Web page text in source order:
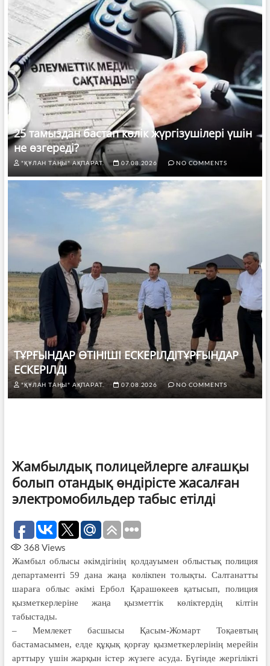
25 тамыздан бастап көлік жүргізушілері үшін
не өзгереді?
"ҚҰЛАН ТАҢЫ" АҚПАРАТ. 07.08.2026 NO COMMENTS
ТҰРҒЫНДАР ӨТІНІШІ ЕСКЕРІЛДІТҰРҒЫНДАР
ЕСКЕРІЛДІ
"ҚҰЛАН ТАҢЫ" АҚПАРАТ. 07.08.2026 NO COMMENTS
Жамбылдық полицейлерге алғашқы
болып отандық өндiрiсте жасалған
электромобильдер табыс етілді
368 Views
Жамбыл облысы әкімдiгiнiң қолдауымен облыстық полиция
департаменті 59 дана жаңа көлікпен толықты. Салтанатты
шараға oблыс әкімі Ербол Қарашөкеев қатысып, полиция
қызметкерлеріне жаңа қызметтік көліктердің кілтін
табыстады.
– Мемлекет басшысы Қасым-Жомарт Тоқаевтың
бастамасымен, елде құқық қорғау қызметкерлерінің мерейін
арттыру үшін жарқын істер жүзеге асуда. Бүгінде жергілікті